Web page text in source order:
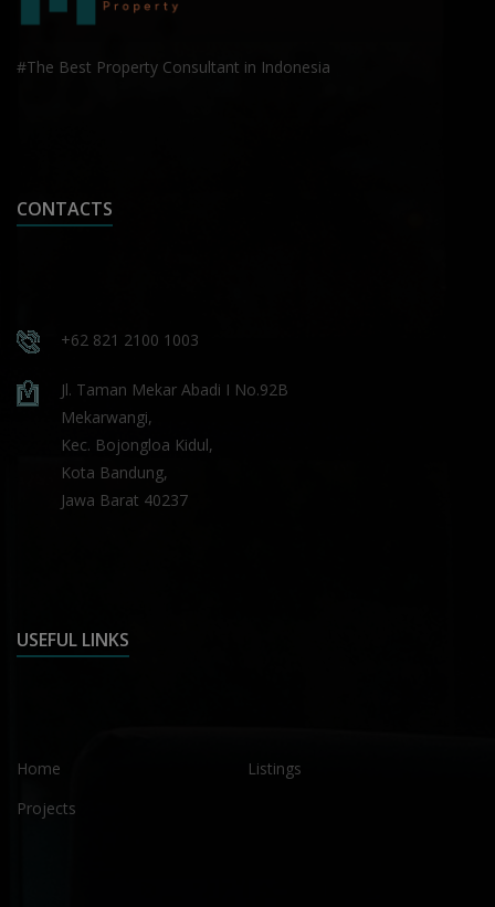
#The Best Property Consultant in Indonesia
CONTACTS
+62 821 2100 1003
Jl. Taman Mekar Abadi I No.92B
Mekarwangi,
Kec. Bojongloa Kidul,
Kota Bandung,
Jawa Barat 40237
USEFUL LINKS
Home
Listings
Projects